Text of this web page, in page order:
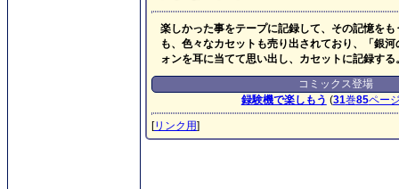
楽しかった事をテープに記録して、その記憶を
も、色々なカセットも売り出されており、「銀
ォンを耳に当てて思い出し、カセットに記録す
コミックス登場
録験機で楽しもう (31巻85ペー
[リンク用]